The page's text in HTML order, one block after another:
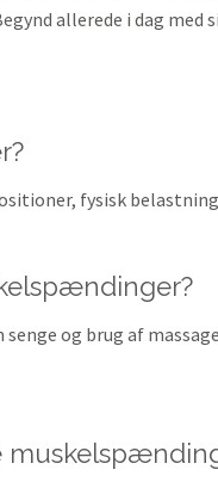
allerede i dag
fysisk
og brug af